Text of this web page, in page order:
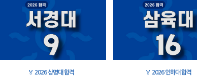
🏅 2026 상명대 합격 🏅 2026 인하대 합격